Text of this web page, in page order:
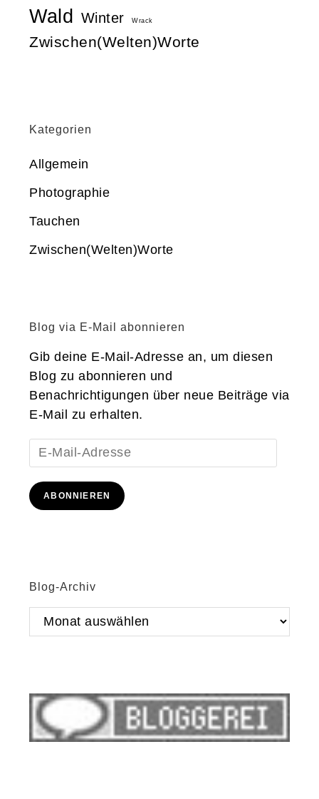
Wald Winter Wrack
Zwischen(Welten)Worte
Kategorien
Allgemein
Photographie
Tauchen
Zwischen(Welten)Worte
Blog via E-Mail abonnieren
Gib deine E-Mail-Adresse an, um diesen
Blog zu abonnieren und
Benachrichtigungen über neue Beiträge via
E-Mail zu erhalten.
E-
Mail-
Adresse
ABONNIEREN
Blog-Archiv
Blog-
Archiv